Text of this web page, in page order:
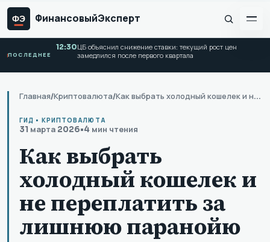
ФЭ ФинансовыйЭксперт
ПОСЛЕДНЕЕ
12:30ЦБ объяснил снижение ставки: текущий рост цен
замедлился после первого квартала
Главная/Криптовалюта/ Как выбрать холодный кошелек и не переплатить за лишнюю паранойю
ГИД • КРИПТОВАЛЮТА
31 марта 2026•4 мин чтения
Как выбрать
холодный кошелек и
не переплатить за
лишнюю паранойю